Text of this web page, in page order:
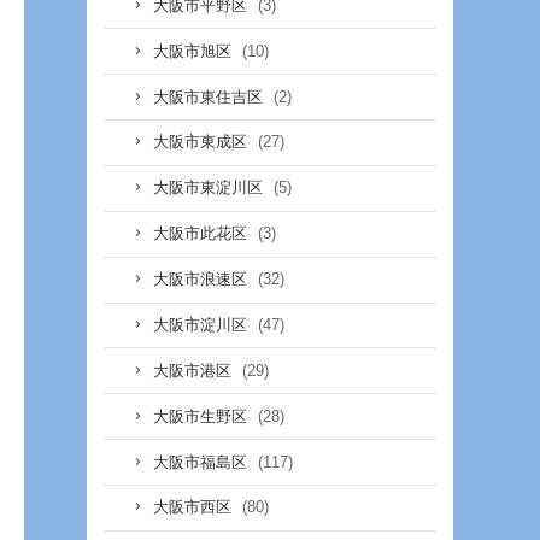
大阪市平野区 (3)
大阪市旭区 (10)
大阪市東住吉区 (2)
大阪市東成区 (27)
大阪市東淀川区 (5)
大阪市此花区 (3)
大阪市浪速区 (32)
大阪市淀川区 (47)
大阪市港区 (29)
大阪市生野区 (28)
大阪市福島区 (117)
大阪市西区 (80)